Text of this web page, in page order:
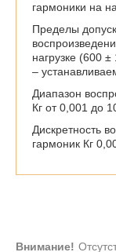
гармоники на
Пределы
нагрузке (600
–
Диапазон
Кг от 0,001 до
Дискретность
гармоник Кг
Внимание!